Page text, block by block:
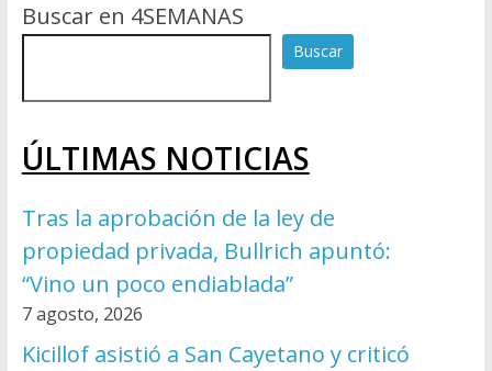
Buscar en 4SEMANAS
Buscar
ÚLTIMAS NOTICIAS
Tras la aprobación de la ley de
propiedad privada, Bullrich apuntó:
“Vino un poco endiablada”
7 agosto, 2026
Kicillof asistió a San Cayetano y criticó